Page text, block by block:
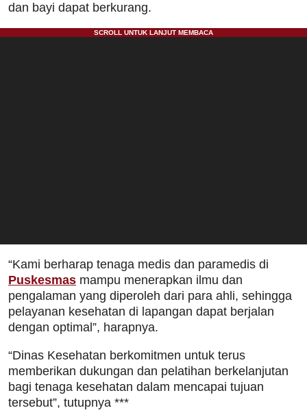
dan bayi dapat berkurang.
“Kami berharap tenaga medis dan paramedis di
Puskesmas mampu menerapkan ilmu dan
pengalaman yang diperoleh dari para ahli, sehingga
pelayanan kesehatan di lapangan dapat berjalan
dengan optimal”, harapnya.
“Dinas Kesehatan berkomitmen untuk terus
memberikan dukungan dan pelatihan berkelanjutan
bagi tenaga kesehatan dalam mencapai tujuan
tersebut”, tutupnya ***